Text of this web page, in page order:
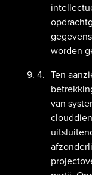
worden
Ten
van